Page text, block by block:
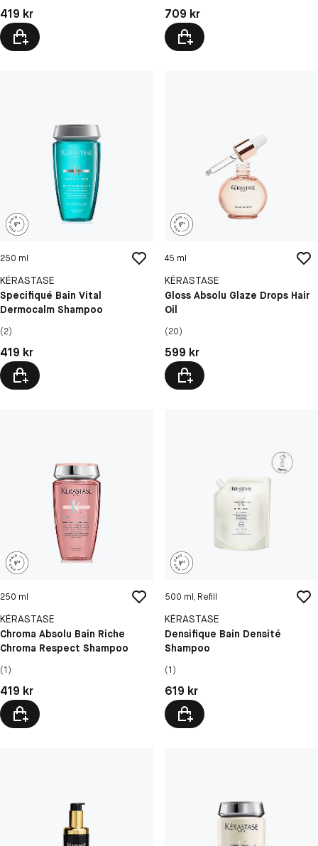
Pris: 419 kr
419 kr
Pris: 709 kr
709 kr
250 ml
KÉRASTASE
Specifiqué Bain Vital
Dermocalm Shampoo
(2)
Pris: 419 kr
419 kr
45 ml
KÉRASTASE
Gloss Absolu Glaze Drops Hair
Oil
(20)
Pris: 599 kr
599 kr
250 ml
KÉRASTASE
Chroma Absolu Bain Riche
Chroma Respect Shampoo
(1)
Pris: 419 kr
419 kr
500 ml, Refill
KÉRASTASE
Densifique Bain Densité
Shampoo
(1)
Pris: 619 kr
619 kr